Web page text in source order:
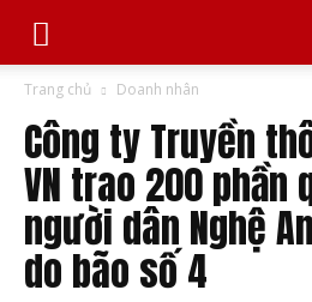
Trang chủ Doanh nhân
Công ty Truyền
VN trao 200 phần
người dân Nghệ
do bão số 4